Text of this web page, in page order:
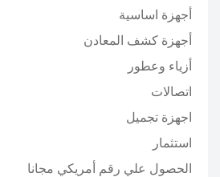
أجهزة اساسية
أجهزة كشف المعادن
أزياء وعطور
اتصالات
اجهزة تجميل
استثمار
الحصول علي رقم أمريكي مجانا